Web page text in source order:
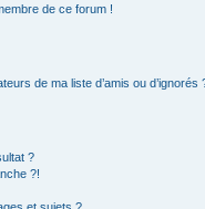
de ce forum !
de ma liste d’amis ou d’ignorés
?
?!
et sujets ?